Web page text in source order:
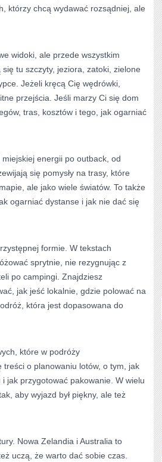
którzy chcą wydawać rozsądniej, ale
widoki, ale przede wszystkim
tu szczyty, jeziora, zatoki, zielone
Jeżeli kręcą Cię wędrówki,
przejścia. Jeśli marzy Ci się dom
tras, kosztów i tego, jak ogarniać
energii po outback, od
się pomysły na trasy, które
ale jako wiele światów. To także
ogarniać dystanse i jak nie dać się
formie. W tekstach
sprytnie, nie rezygnując z
po campingi. Znajdziesz
jak jeść lokalnie, gdzie polować na
która jest dopasowana do
które w podróży
o planowaniu lotów, o tym, jak
jak przygotować pakowanie. W wielu
aby wyjazd był piękny, ale też
Nowa Zelandia i Australia to
uczą, że warto dać sobie czas.